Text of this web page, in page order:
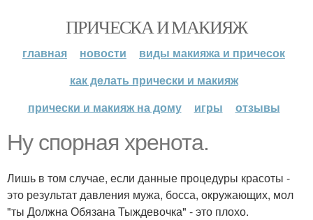
ПРИЧЕСКА И МАКИЯЖ
главная новости
виды макияжа и причесок
как делать прически и макияж
прически и макияж на дому
игры отзывы
Ну спорная хренота.
Лишь в том случае, если данные процедуры красоты -
это результат давления мужа, босса, окружающих, мол
"ты Должна Обязана Тыждевочка" - это плохо.